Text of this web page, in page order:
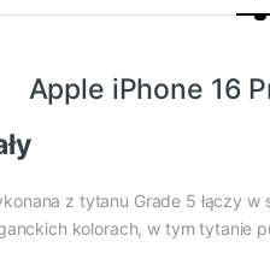
Apple iPhone 16
z tytanu Grade 5 łączy w
kolorach, w tym tytanie